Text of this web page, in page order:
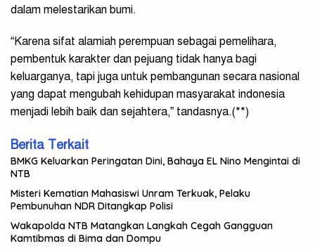
dalam melestarikan bumi.
“Karena sifat alamiah perempuan sebagai pemelihara,
pembentuk karakter dan pejuang tidak hanya bagi
keluarganya, tapi juga untuk pembangunan secara nasional
yang dapat mengubah kehidupan masyarakat indonesia
menjadi lebih baik dan sejahtera,” tandasnya.(**)
Berita Terkait
BMKG Keluarkan Peringatan Dini, Bahaya EL Nino Mengintai di
NTB
Misteri Kematian Mahasiswi Unram Terkuak, Pelaku
Pembunuhan NDR Ditangkap Polisi
Wakapolda NTB Matangkan Langkah Cegah Gangguan
Kamtibmas di Bima dan Dompu